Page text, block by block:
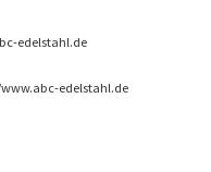
edelstahl.de
www.abc-edelstahl.de